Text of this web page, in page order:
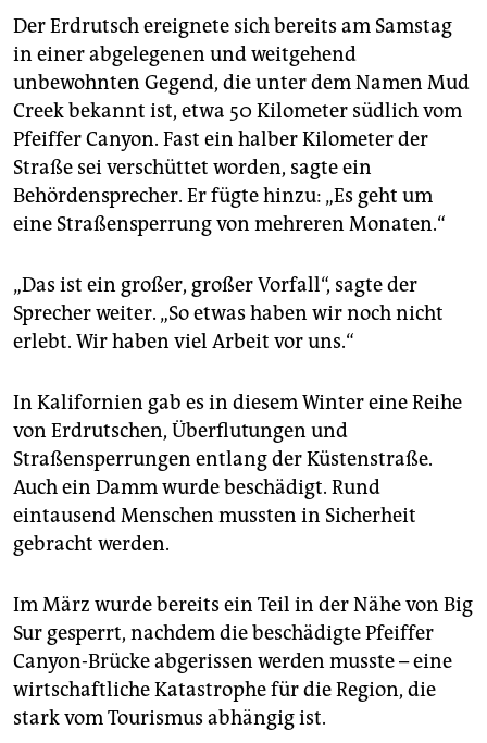
Der Erdrutsch ereignete sich bereits am Samstag
in einer abgelegenen und weitgehend
unbewohnten Gegend, die unter dem Namen Mud
Creek bekannt ist, etwa 50 Kilometer südlich vom
Pfeiffer Canyon. Fast ein halber Kilometer der
Straße sei verschüttet worden, sagte ein
Behördensprecher. Er fügte hinzu: „Es geht um
eine Straßensperrung von mehreren Monaten.“
„Das ist ein großer, großer Vorfall“, sagte der
Sprecher weiter. „So etwas haben wir noch nicht
erlebt. Wir haben viel Arbeit vor uns.“
In Kalifornien gab es in diesem Winter eine Reihe
von Erdrutschen, Überflutungen und
Straßensperrungen entlang der Küstenstraße.
Auch ein Damm wurde beschädigt. Rund
eintausend Menschen mussten in Sicherheit
gebracht werden.
Im März wurde bereits ein Teil in der Nähe von Big
Sur gesperrt, nachdem die beschädigte Pfeiffer
Canyon-Brücke abgerissen werden musste – eine
wirtschaftliche Katastrophe für die Region, die
stark vom Tourismus abhängig ist.